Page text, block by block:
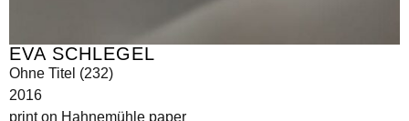
EVA SCHLEGEL
Ohne Titel (232)
2016
print on Hahnemühle paper